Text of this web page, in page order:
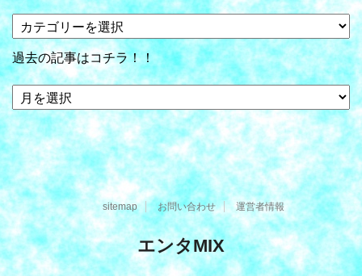
カ
テ
ゴ
リ
ー
は
コ
チ
ラ！！
過去の記事はコチラ！！
過
去
の
記
は
コ
チ
ラ！！
sitemap お問い合わせ 運営者情報
エンタMIX